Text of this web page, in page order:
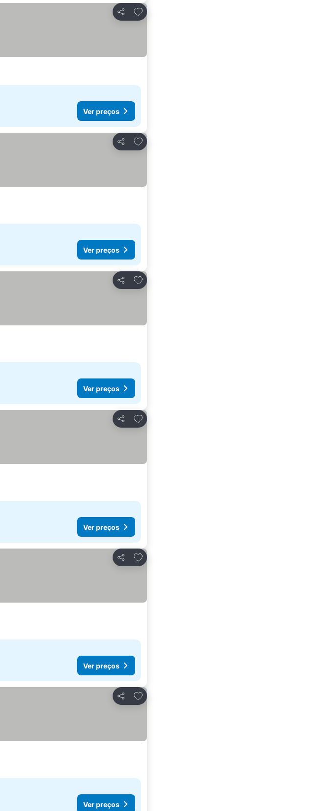
Partilhar
Adicionar aos favoritos
Ver preços
Partilhar
Adicionar aos favoritos
Ver preços
Partilhar
Adicionar aos favoritos
Ver preços
Partilhar
Adicionar aos favoritos
Ver preços
Partilhar
Adicionar aos favoritos
Ver preços
Partilhar
Adicionar aos favoritos
Ver preços